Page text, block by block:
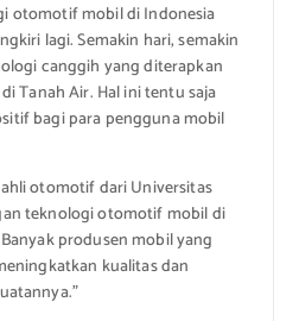
otomotif mobil di Indonesia
lagi. Semakin hari, semakin
canggih yang diterapkan
Tanah Air. Hal ini tentu saja
bagi para pengguna mobil
otomotif dari Universitas
teknologi otomotif mobil di
produsen mobil yang
kualitas dan